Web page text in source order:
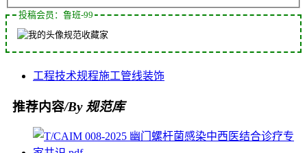
投稿会员：鲁班-99
规范收藏家
工程技术规程施工管线装饰
推荐内容/By 规范库